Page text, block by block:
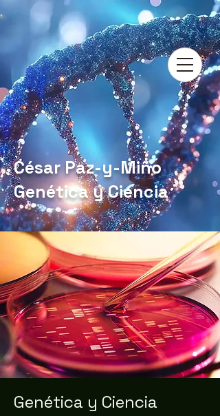
César Paz-y-Miño
Genética y Ciencia
Genética y Ciencia